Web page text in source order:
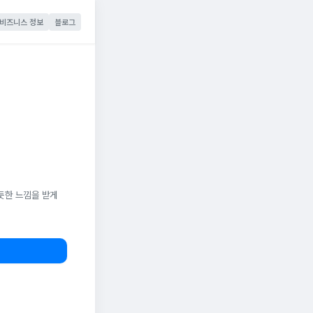
비즈니스 정보 블로그
한 느낌을 받게